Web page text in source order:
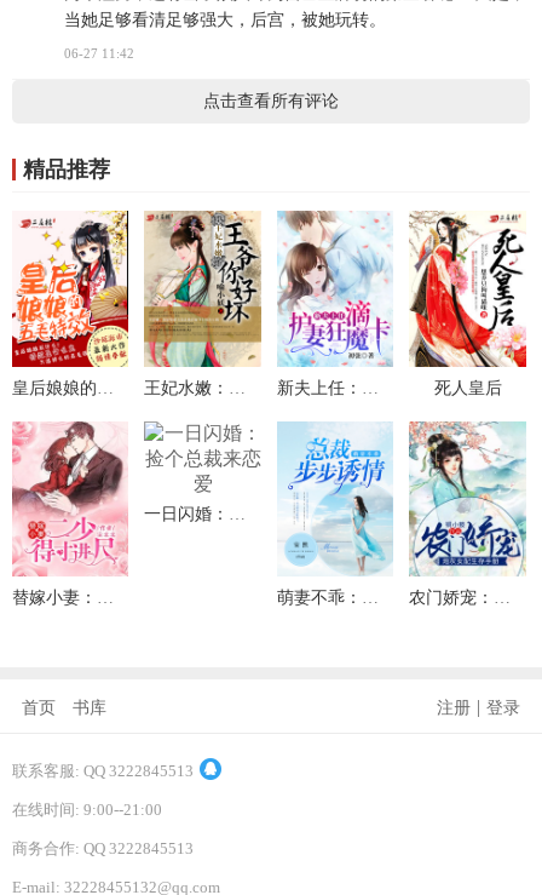
当她足够看清足够强大，后宫，被她玩转。
06-27 11:42
点击查看所有评论
精品推荐
死人皇后
替嫁小妻：二少，得寸进尺 萌妻不乖：总裁步步诱情 农门娇宠：炮灰女配生存手册
首页 书库 注册 | 登录
联系客服: QQ 3222845513
在线时间: 9:00--21:00
商务合作: QQ 3222845513
E-mail: 32228455132@qq.com